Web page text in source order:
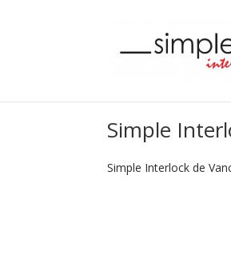
Simple
Simple Interlock de